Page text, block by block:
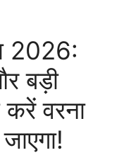
2026:
बड़ी
वरना